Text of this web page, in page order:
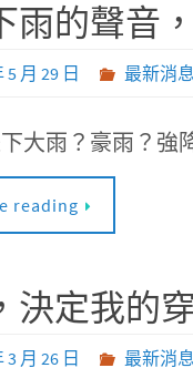
雨的聲音
5 月 29 日 最新消息
大雨？豪雨？
reading
決定我的
3 月 26 日 最新消息